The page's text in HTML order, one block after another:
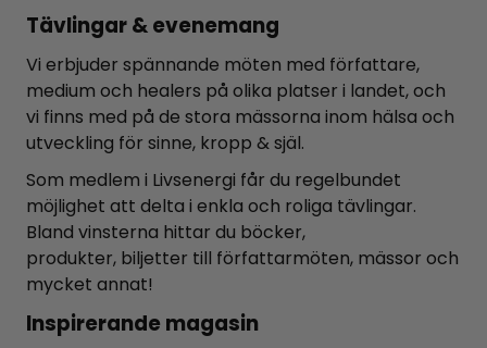
Tävlingar & evenemang
Vi erbjuder spännande möten med författare,
medium och healers på olika platser i landet, och
vi finns med på de stora mässorna inom hälsa och
utveckling för sinne, kropp & själ.
Som medlem i Livsenergi får du regelbundet
möjlighet att delta i enkla och roliga tävlingar.
Bland vinsterna hittar du böcker,
produkter, biljetter till författarmöten, mässor och
mycket annat!
Inspirerande magasin